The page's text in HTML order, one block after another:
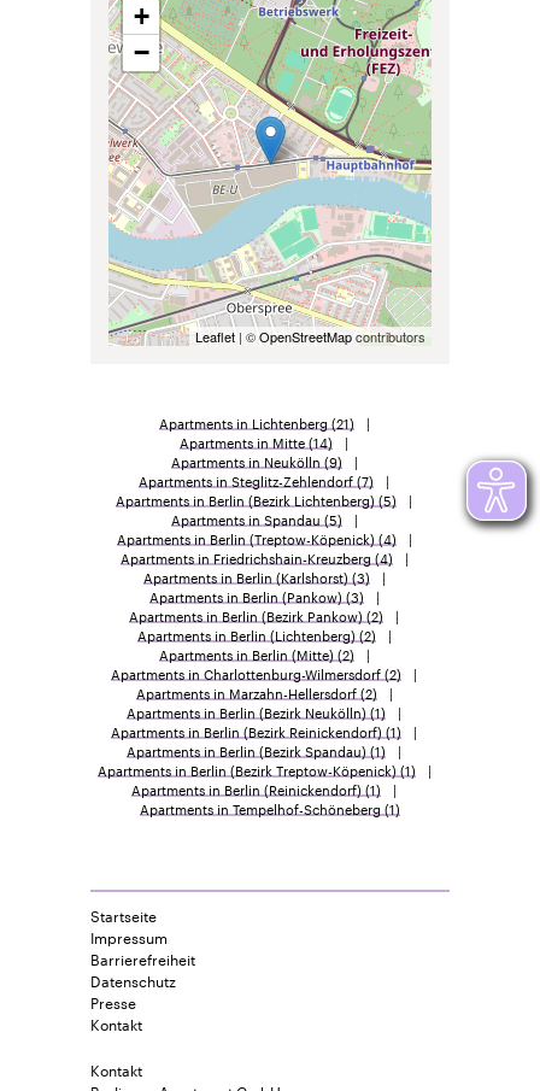
+
−
Leaflet | ©OpenStreetMapcontributors
Apartments in Lichtenberg (21)
Apartments in Mitte(14)
Apartments in Neukölln (9)
Apartments in Steglitz-Zehlendorf(7)
Apartments in Berlin (Bezirk Lichtenberg) (5)
Apartments in Spandau (5)
Apartments in Berlin (Treptow-Köpenick) (4)
Apartments in Friedrichshain-Kreuzberg (4)
Apartments in Berlin (Karlshorst) (3)
Apartments in Berlin (Pankow) (3)
Apartments in Berlin (Bezirk Pankow) (2)
Apartments in Berlin (Lichtenberg) (2)
Apartments in Berlin (Mitte) (2)
Apartments in Charlottenburg-Wilmersdorf(2)
Apartments in Marzahn-Hellersdorf(2)
Apartments in Berlin (Bezirk Neukölln) (1)
Apartments in Berlin (Bezirk Reinickendorf) (1)
Apartments in Berlin (Bezirk Spandau) (1)
Apartments in Berlin (Bezirk Treptow-Köpenick) (1)
Apartments in Berlin (Reinickendorf) (1)
Apartments in Tempelhof-Schöneberg (1)
Startseite
Impressum
Barrierefreiheit
Datenschutz
Presse
Kontakt
Kontakt